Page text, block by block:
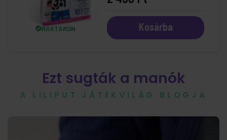
RAKTÁRON Kosárba
Ezt sugták a manók
A LILIPUT JÁTÉKVILÁG BLOGJA